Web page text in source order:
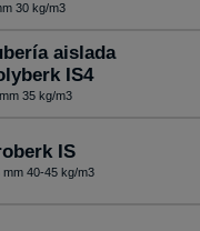
30 kg/m3
aislada
IS4
35 kg/m3
IS
mm 40-45 kg/m3